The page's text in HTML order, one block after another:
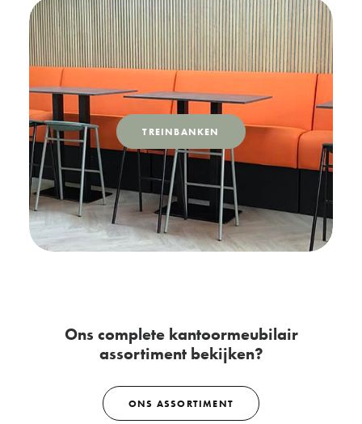
TREINBANKEN
Ons complete kantoormeubilair
assortiment bekijken?
ONS ASSORTIMENT